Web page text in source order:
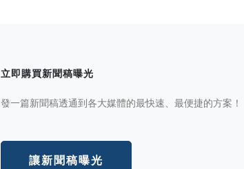
立即購買新聞稿曝光
發一篇新聞稿透通到各大媒體的最快速、最便捷的方案！
讓新聞稿曝光